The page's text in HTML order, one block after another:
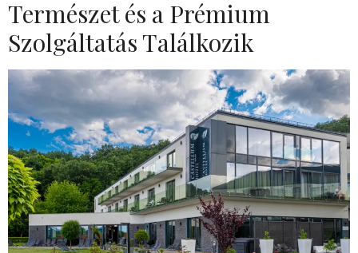
Természet és a Prémium
Szolgáltatás Találkozik